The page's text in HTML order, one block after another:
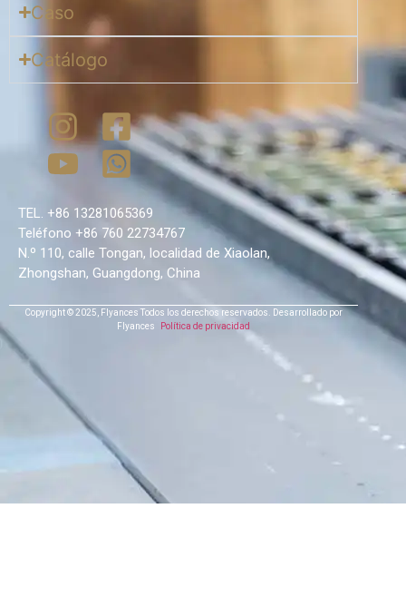
Caso
Catálogo
TEL. +86 13281065369
Teléfono +86 760 22734767
N.º 110, calle Tongan, localidad de Xiaolan,
Zhongshan, Guangdong, China
Copyright © 2025, Flyances Todos los derechos reservados. Desarrollado por
Flyances
Política de privacidad